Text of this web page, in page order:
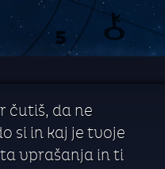
čutiš, da ne
si in kaj je tvoje
vprašanja in ti